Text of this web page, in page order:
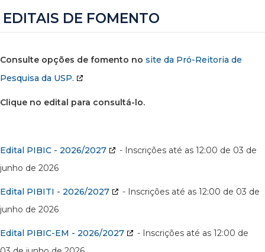
EDITAIS DE FOMENTO
Consulte opções de fomento no site da Pró-Reitoria de
Pesquisa da USP.
Clique no edital para consultá-lo.
Edital PIBIC - 2026/2027
- Inscrições até as 12:00 de 03 de
junho de 2026
Edital PIBITI - 2026/2027
- Inscrições até as 12:00 de 03 de
junho de 2026
Edital PIBIC-EM - 2026/2027
- Inscrições até as 12:00 de